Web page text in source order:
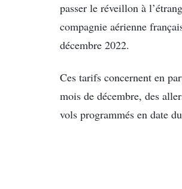
passer le réveillon à
compagnie aérienne
décembre 2022.
Ces tarifs concernent en
mois de décembre, des
vols programmés en date